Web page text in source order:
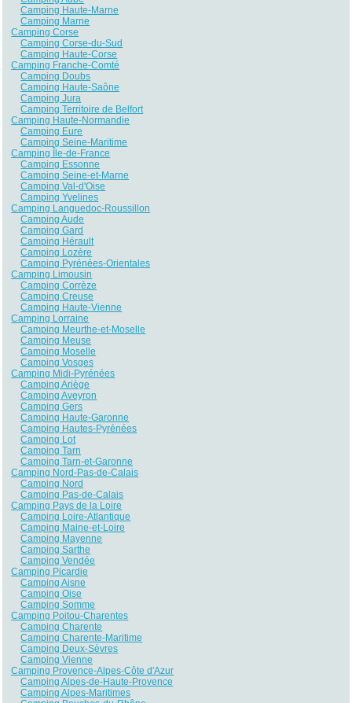
Camping Haute-Marne
Camping Marne
Camping Corse
Camping Corse-du-Sud
Camping Haute-Corse
Camping Franche-Comté
Camping Doubs
Camping Haute-Saône
Camping Jura
Camping Territoire de Belfort
Camping Haute-Normandie
Camping Eure
Camping Seine-Maritime
Camping Île-de-France
Camping Essonne
Camping Seine-et-Marne
Camping Val-d'Oise
Camping Yvelines
Camping Languedoc-Roussillon
Camping Aude
Camping Gard
Camping Hérault
Camping Lozère
Camping Pyrénées-Orientales
Camping Limousin
Camping Corrèze
Camping Creuse
Camping Haute-Vienne
Camping Lorraine
Camping Meurthe-et-Moselle
Camping Meuse
Camping Moselle
Camping Vosges
Camping Midi-Pyrénées
Camping Ariège
Camping Aveyron
Camping Gers
Camping Haute-Garonne
Camping Hautes-Pyrénées
Camping Lot
Camping Tarn
Camping Tarn-et-Garonne
Camping Nord-Pas-de-Calais
Camping Nord
Camping Pas-de-Calais
Camping Pays de la Loire
Camping Loire-Atlantique
Camping Maine-et-Loire
Camping Mayenne
Camping Sarthe
Camping Vendée
Camping Picardie
Camping Aisne
Camping Oise
Camping Somme
Camping Poitou-Charentes
Camping Charente
Camping Charente-Maritime
Camping Deux-Sèvres
Camping Vienne
Camping Provence-Alpes-Côte d'Azur
Camping Alpes-de-Haute-Provence
Camping Alpes-Maritimes